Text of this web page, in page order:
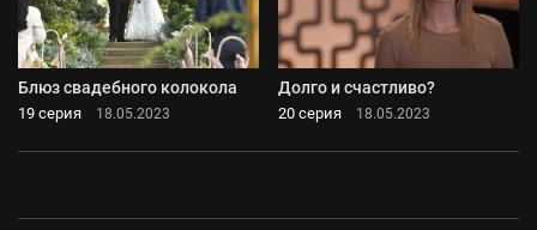
Блюз свадебного колокола
19 серия 18.05.2023
Долго и счастливо?
20 серия 18.05.2023